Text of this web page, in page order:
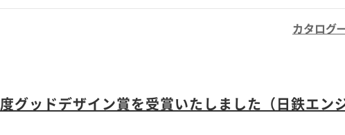
カタログ
グッドデザイン賞を受賞いたしました（日鉄エン